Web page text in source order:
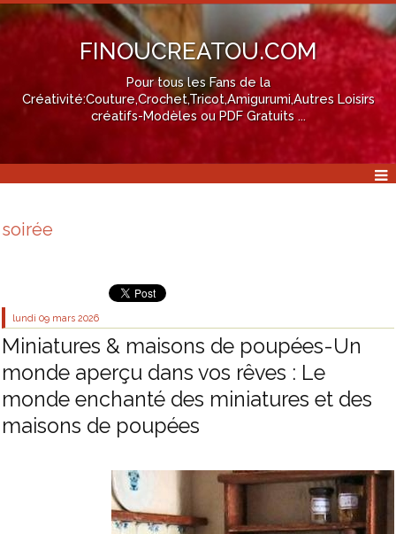
FINOUCREATOU.COM
Pour tous les Fans de la
Créativité:Couture,Crochet,Tricot,Amigurumi,Autres Loisirs
créatifs-Modèles ou PDF Gratuits ...
soirée
lundi 09 mars 2026
Miniatures & maisons de poupées-Un
monde aperçu dans vos rêves : Le
monde enchanté des miniatures et des
maisons de poupées